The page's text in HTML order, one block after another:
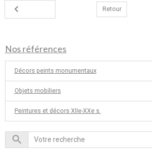
Retour
Nos références
Décors peints monumentaux
Objets mobiliers
Peintures et décors XIIe-XXe s.